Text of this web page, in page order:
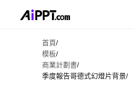
首頁/
模板/
商業計劃書/
季度報告哥德式幻燈片背景/